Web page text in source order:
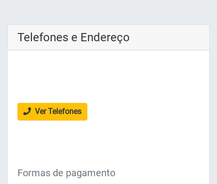
Telefones e Endereço
Ver Telefones
Formas de pagamento